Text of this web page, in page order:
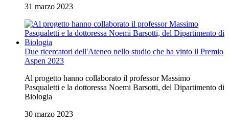
31 marzo 2023
Due ricercatori dell'Ateneo nello studio che ha vinto il Premio
Aspen 2023
Al progetto hanno collaborato il professor Massimo
Pasqualetti e la dottoressa Noemi Barsotti, del Dipartimento di
Biologia
30 marzo 2023